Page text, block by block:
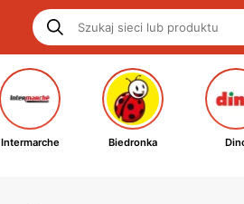
Intermarche Biedronka